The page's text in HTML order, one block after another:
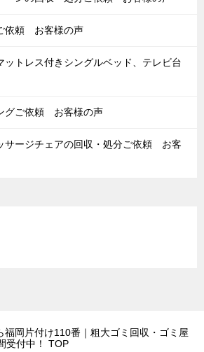
依頼 お客様の声
ットレス付きシングルベッド、テレビ台
グご依頼 お客様の声
サージチェアの回収・処分ご依頼 お客
福岡片付け110番｜粗大ゴミ回収・ゴミ屋
受付中！
TOP